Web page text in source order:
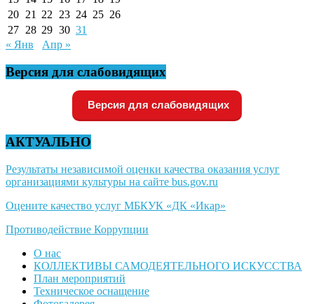
20 21 22 23 24 25 26
27 28 29 30 31
« Янв
Апр »
Версия для слабовидящих
Версия для слабовидящих
АКТУАЛЬНО
Результаты независимой оценки качества оказания услуг
организациями культуры на сайте bus.gov.ru
Оцените качество услуг МБКУК «ДК «Икар»
Противодействие Коррупции
О нас
КОЛЛЕКТИВЫ САМОДЕЯТЕЛЬНОГО ИСКУССТВА
План мероприятий
Техническое оснащение